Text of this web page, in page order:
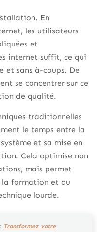
En
les utilisateurs
et
internet suffit, ce qui
et sans à-coups. De
se concentrer sur ce
de qualité.
traditionnelles
le temps entre la
et sa mise en
Cela optimise non
mais permet
la formation et au
lourde.
Transformez votre